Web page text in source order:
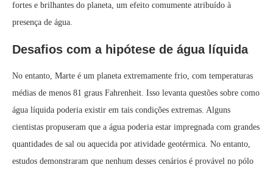
fortes e brilhantes do planeta, um efeito comumente atribuído à
presença de água.
Desafios com a hipótese de água líquida
No entanto, Marte é um planeta extremamente frio, com temperaturas
médias de menos 81 graus Fahrenheit. Isso levanta questões sobre como
água líquida poderia existir em tais condições extremas. Alguns
cientistas propuseram que a água poderia estar impregnada com grandes
quantidades de sal ou aquecida por atividade geotérmica. No entanto,
estudos demonstraram que nenhum desses cenários é provável no pólo